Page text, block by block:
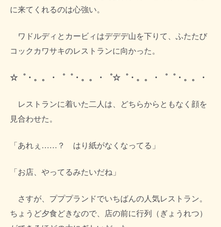
に来てくれるのは心強い。
ワドルディとカービィはデデデ山を下りて、ふたたび
コックカワサキのレストランに向かった。
☆゜・。。・゜゜・。。・゜☆゜・。。・゜゜・。。・
レストランに着いた二人は、どちらからともなく顔を
見合わせた。
「あれぇ……？ はり紙がなくなってる」
「お店、やってるみたいだね」
さすが、プププランドでいちばんの人気レストラン。
ちょうど夕食どきなので、店の前に行列（ぎょうれつ）